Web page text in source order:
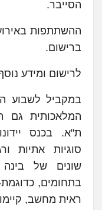
הסייבר.
ההשתתפות
ברישום.
לרישום ומידע
במקביל לשבוע
ת"א. בכנס
סוגיות אתיות
שונים של בינה
בתחומים,
ראית מחשב,